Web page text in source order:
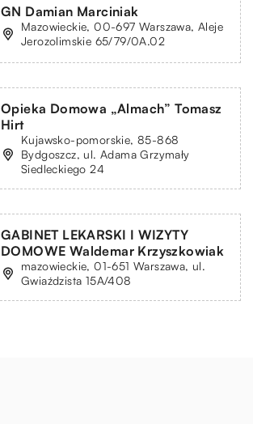
GN Damian Marciniak
Mazowieckie, 00-697 Warszawa, Aleje
Jerozolimskie 65/79/0A.02
Opieka Domowa „Almach” Tomasz
Hirt
Kujawsko-pomorskie, 85-868
Bydgoszcz, ul. Adama Grzymały
Siedleckiego 24
GABINET LEKARSKI I WIZYTY
DOMOWE Waldemar Krzyszkowiak
mazowieckie, 01-651 Warszawa, ul.
Gwiaździsta 15A/408